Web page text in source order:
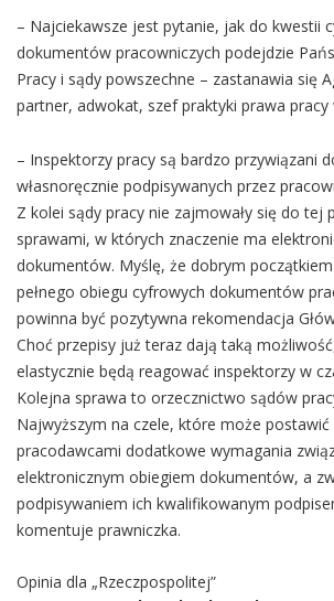
– Najciekawsze jest pytanie, jak do kwestii
dokumentów pracowniczych podejdzie
Pracy i sądy powszechne – zastanawia się
partner, adwokat, szef praktyki prawa pracy
– Inspektorzy pracy są bardzo przywiązani
własnoręcznie podpisywanych przez
Z kolei sądy pracy nie zajmowały się do tej
sprawami, w których znaczenie ma
dokumentów. Myślę, że dobrym
pełnego obiegu cyfrowych dokumentów
powinna być pozytywna rekomendacja
Choć przepisy już teraz dają taką
elastycznie będą reagować inspektorzy w
Kolejna sprawa to orzecznictwo sądów
Najwyższym na czele, które może postawić
pracodawcami dodatkowe wymagania
elektronicznym obiegiem dokumentów, a
podpisywaniem ich kwalifikowanym
komentuje prawniczka.
Opinia dla „Rzeczpospolitej”